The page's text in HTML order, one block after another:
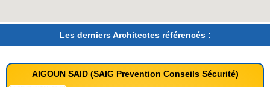
Les derniers Architectes référencés :
AIGOUN SAID (SAIG Prevention Conseils Sécurité)